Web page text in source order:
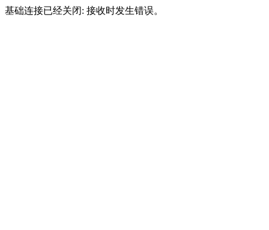
基础连接已经关闭: 接收时发生错误。